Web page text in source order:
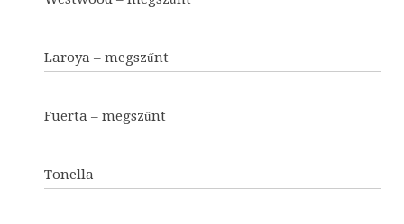
Laroya – megszűnt
Fuerta – megszűnt
Tonella